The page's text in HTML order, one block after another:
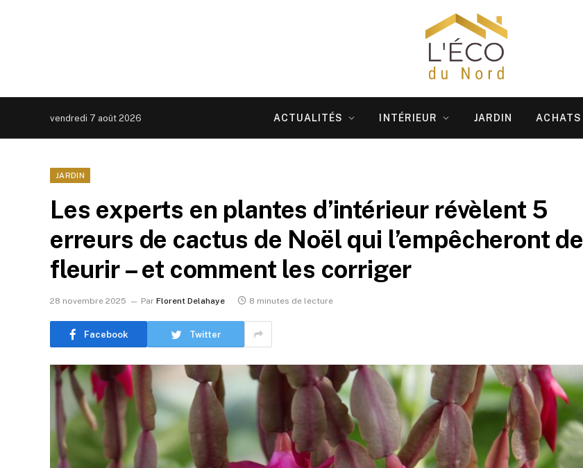
vendredi 7 août 2026 ACTUALITÉS INTÉRIEUR JARDIN ACHATS
JARDIN
Les experts en plantes d’intérieur révèlent 5
erreurs de cactus de Noël qui l’empêcheront de
fleurir – et comment les corriger
28 novembre 2025 Par Florent Delahaye 8 minutes de lecture
Facebook Twitter